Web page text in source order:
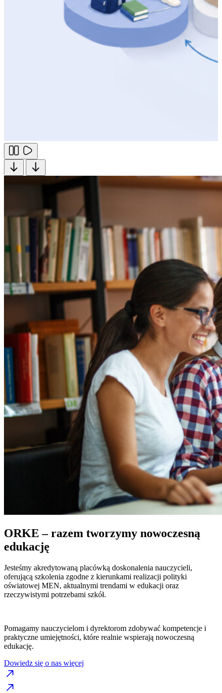
ORKE – razem tworzymy nowoczesną
edukację
Jesteśmy akredytowaną placówką doskonalenia nauczycieli,
oferującą szkolenia zgodne z kierunkami realizacji polityki
oświatowej MEN, aktualnymi trendami w edukacji oraz
rzeczywistymi potrzebami szkół.
Pomagamy nauczycielom i dyrektorom zdobywać kompetencje i
praktyczne umiejętności, które realnie wspierają nowoczesną
edukację.
Dowiedz się o nas więcej